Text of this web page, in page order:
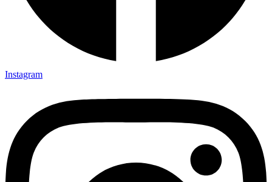
Instagram